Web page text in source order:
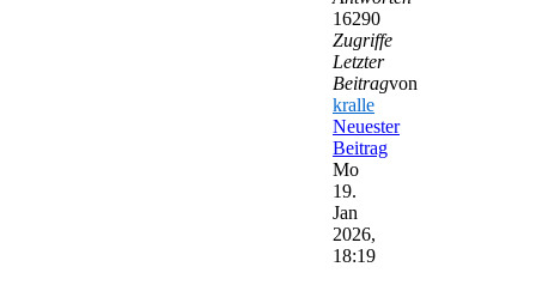
16290
Zugriffe
Letzter
Beitragvon
kralle
Neuester
Beitrag
Mo
19.
Jan
2026,
18:19